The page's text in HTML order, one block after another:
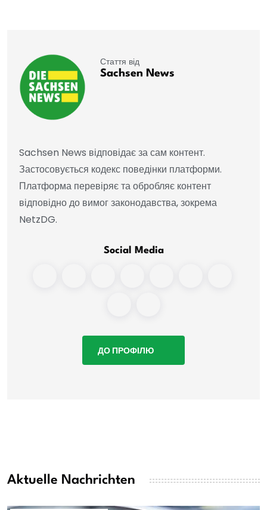
Стаття від
Sachsen News
Sachsen News відповідає за сам контент.
Застосовується кодекс поведінки платформи.
Платформа перевіряє та обробляє контент
відповідно до вимог законодавства, зокрема
NetzDG.
Social Media
ДО ПРОФІЛЮ
Aktuelle Nachrichten